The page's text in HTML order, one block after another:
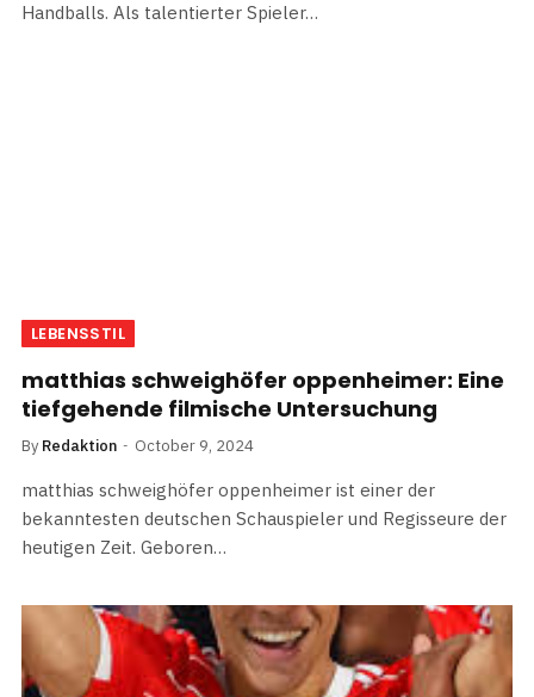
Handballs. Als talentierter Spieler…
LEBENSSTIL
matthias schweighöfer oppenheimer: Eine
tiefgehende filmische Untersuchung
By Redaktion October 9, 2024
matthias schweighöfer oppenheimer ist einer der
bekanntesten deutschen Schauspieler und Regisseure der
heutigen Zeit. Geboren…